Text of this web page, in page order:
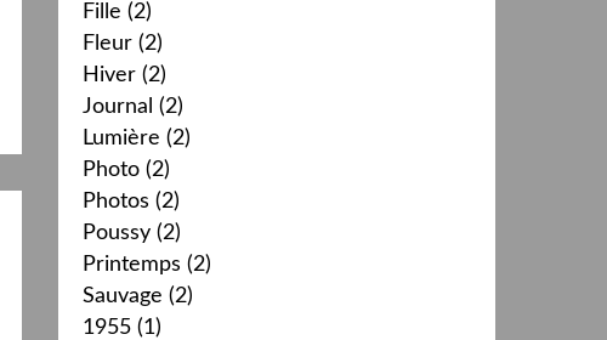
Fille (2)
Fleur (2)
Hiver (2)
Journal (2)
Lumière (2)
Photo (2)
Photos (2)
Poussy (2)
Printemps (2)
Sauvage (2)
1955 (1)